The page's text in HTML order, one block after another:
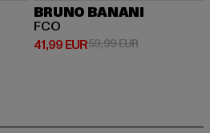
64,99 EUR
BRUNO BANANI
FCO
41,99 EUR
Prix courant: 41,99 EUR
59,99 EURPrix en